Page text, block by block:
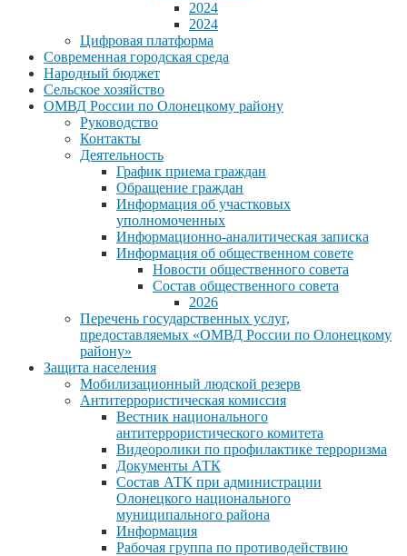
2024
2024
Цифровая платформа
Современная городская среда
Народный бюджет
Сельское хозяйство
ОМВД России по Олонецкому району
Руководство
Контакты
Деятельность
График приема граждан
Обращение граждан
Информация об участковых
уполномоченных
Информационно-аналитическая записка
Информация об общественном совете
Новости общественного совета
Состав общественного совета
2026
Перечень государственных услуг,
предоставляемых «ОМВД России по Олонецкому
району»
Защита населения
Мобилизационный людской резерв
Антитеррористическая комиссия
Вестник национального
антитеррористического комитета
Видеоролики по профилактике терроризма
Документы АТК
Состав АТК при администрации
Олонецкого национального
муниципального района
Информация
Рабочая группа по противодействию